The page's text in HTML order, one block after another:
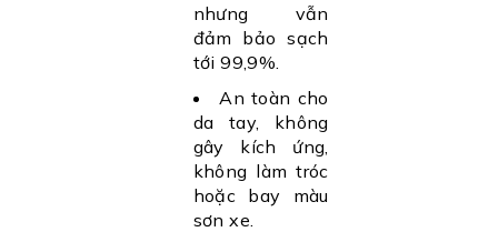
nhưng vẫn
đảm bảo sạch
tới 99,9%.
An toàn cho
da tay, không
gây kích ứng,
không làm tróc
hoặc bay màu
sơn xe.